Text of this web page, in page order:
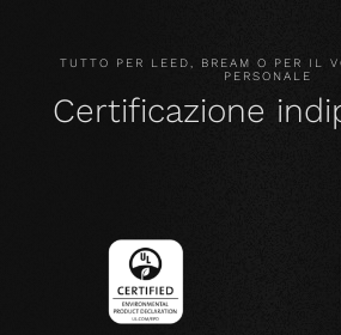
TUTTO PER LEED, BREAM O PER IL
PERSONALE
Certificazione